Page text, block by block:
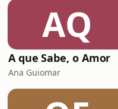
AQ
A que Sabe, o Amor
Ana Guiomar